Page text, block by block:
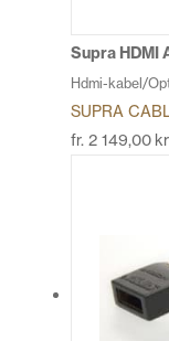
Supra HDMI
Hdmi-kabel/
SUPRA
fr. 2 149,00 kr